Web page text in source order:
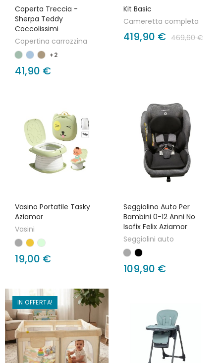
Coperta Treccia -
Sherpa Teddy
Coccolissimi
Copertina carrozzina
+2
41,90 €
Kit Basic
Cameretta completa
419,90 € 469,60 €
Vasino Portatile Tasky
Aziamor
Vasini
19,00 €
Seggiolino Auto Per
Bambini 0-12 Anni No
Isofix Felix Aziamor
Seggiolini auto
109,90 €
IN OFFERTA!